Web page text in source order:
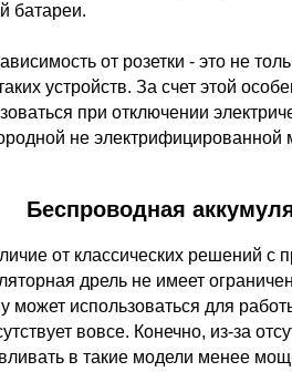
батареи.
от розетки - это не
устройств. За счет этой
при отключении
не электрифицированной
Беспроводная
от классических решений с
дрель не имеет
может использоваться для
вовсе. Конечно, из-за
в такие модели менее